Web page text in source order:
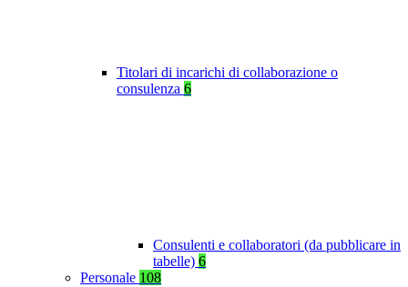
Titolari di incarichi di collaborazione o
consulenza 6
Consulenti e collaboratori (da pubblicare in
tabelle) 6
Personale 108